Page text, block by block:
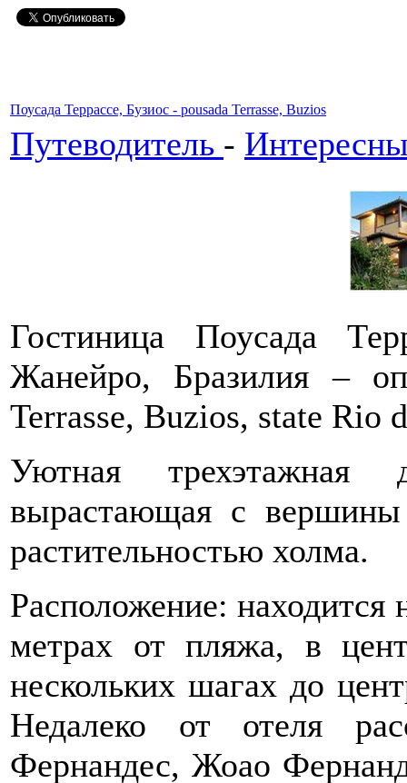
Поусада Террассе, Бузиос - pousada Terrasse, Buzios
Путеводитель -
Гостиница Поусада
Жанейро, Бразилия –
Terrasse, Buzios, state Rio
Уютная трехэтажная
вырастающая с вершины
растительностью холма.
Расположение:
метрах от пляжа, в
нескольких шагах до
Недалеко от отеля
Фернандес, Жоао